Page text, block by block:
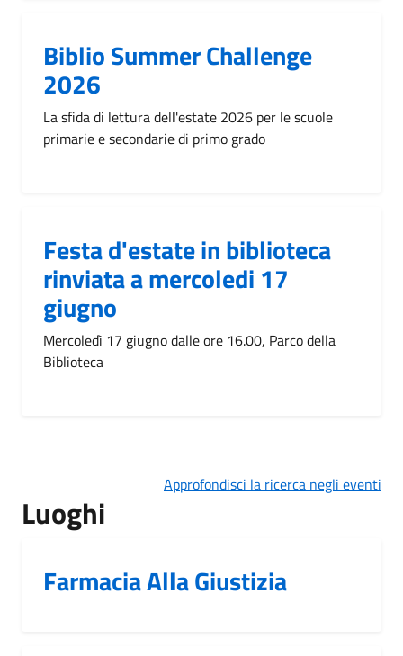
Biblio Summer Challenge
2026
La sfida di lettura dell'estate 2026 per le scuole
primarie e secondarie di primo grado
Festa d'estate in biblioteca
rinviata a mercoledi 17
giugno
Mercoledì 17 giugno dalle ore 16.00, Parco della
Biblioteca
Approfondisci la ricerca negli eventi
Luoghi
Farmacia Alla Giustizia